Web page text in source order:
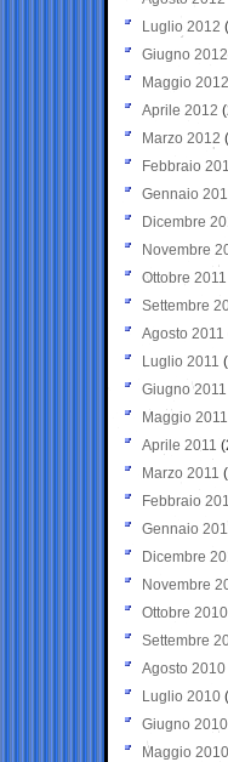
Luglio 2012
Giugno 2012
Maggio 2012
Aprile 2012
Marzo 2012
Febbraio
Gennaio
Dicembre
Novembre
Ottobre 2011
Settembre
Agosto 2011
Luglio 2011
Giugno 2011
Maggio 2011
Aprile 2011
Marzo 2011
Febbraio
Gennaio
Dicembre
Novembre
Ottobre 2010
Settembre
Agosto 2010
Luglio 2010
Giugno 2010
Maggio 2010